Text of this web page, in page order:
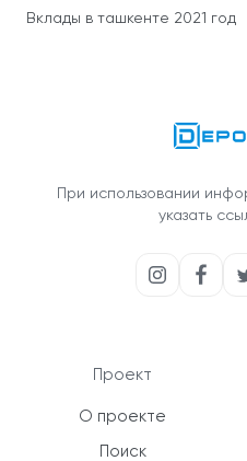
Вклады в ташкенте 2021 год
При использовании
указать
Проект
О проекте
Поиск